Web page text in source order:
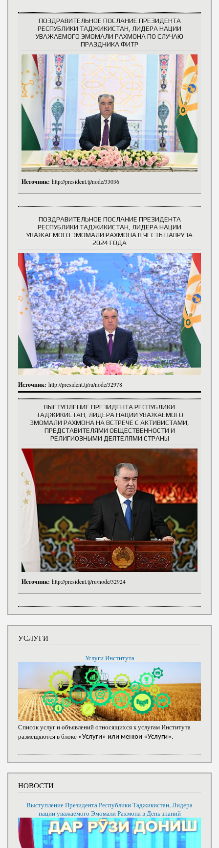
ПОЗДРАВИТЕЛЬНОЕ ПОСЛАНИЕ ПРЕЗИДЕНТА
РЕСПУБЛИКИ ТАДЖИКИСТАН, ЛИДЕРА НАЦИИ
УВАЖАЕМОГО ЭМОМАЛИ РАХМОНА ПО СЛУЧАЮ
ПРАЗДНИКА ФИТР
Источник: http://president.tj/node/33036
ПОЗДРАВИТЕЛЬНОЕ ПОСЛАНИЕ ПРЕЗИДЕНТА
РЕСПУБЛИКИ ТАДЖИКИСТАН, ЛИДЕРА НАЦИИ
УВАЖАЕМОГО ЭМОМАЛИ РАХМОНА В ЧЕСТЬ НАВРУЗА
2024 ГОДА
Источник: http://president.tj/ru/node/32978
ВЫСТУПЛЕНИЕ ПРЕЗИДЕНТА РЕСПУБЛИКИ
ТАДЖИКИСТАН, ЛИДЕРА НАЦИИ УВАЖАЕМОГО
ЭМОМАЛИ РАХМОНА НА ВСТРЕЧЕ С АКТИВИСТАМИ,
ПРЕДСТАВИТЕЛЯМИ ОБЩЕСТВЕННОСТИ И
РЕЛИГИОЗНЫМИ ДЕЯТЕЛЯМИ СТРАНЫ
Источник: http://president.tj/ru/node/32924
УСЛУГИ
Услуги Института
Список услуг и объявлений относящихся к услугам Института
размещяются в блоке «Услуги» или менюи «Услуги».
НОВОСТИ
Выступление Президента Республики Таджикистан, Лидера
нации уважаемого Эмомали Рахмона в День знаний